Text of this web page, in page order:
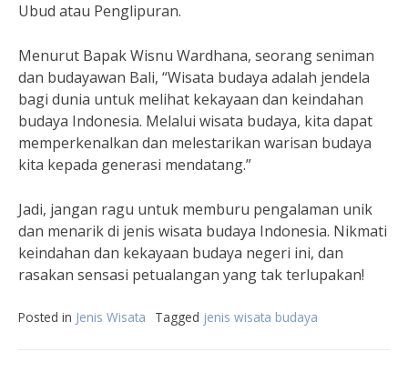
Ubud atau Penglipuran.
Menurut Bapak Wisnu Wardhana, seorang seniman
dan budayawan Bali, “Wisata budaya adalah jendela
bagi dunia untuk melihat kekayaan dan keindahan
budaya Indonesia. Melalui wisata budaya, kita dapat
memperkenalkan dan melestarikan warisan budaya
kita kepada generasi mendatang.”
Jadi, jangan ragu untuk memburu pengalaman unik
dan menarik di jenis wisata budaya Indonesia. Nikmati
keindahan dan kekayaan budaya negeri ini, dan
rasakan sensasi petualangan yang tak terlupakan!
Posted in Jenis Wisata Tagged jenis wisata budaya